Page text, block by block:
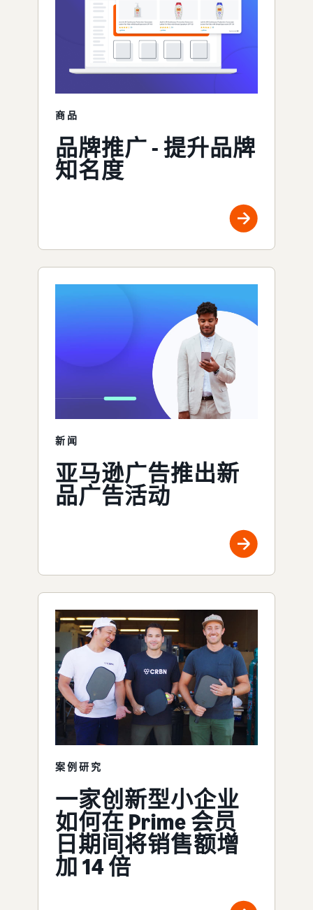
商品
品牌推广 - 提升品牌
知名度
新闻
亚马逊广告推出新
品广告活动
案例研究
一家创新型小企业
如何在 Prime 会员
日期间将销售额增
加 14 倍